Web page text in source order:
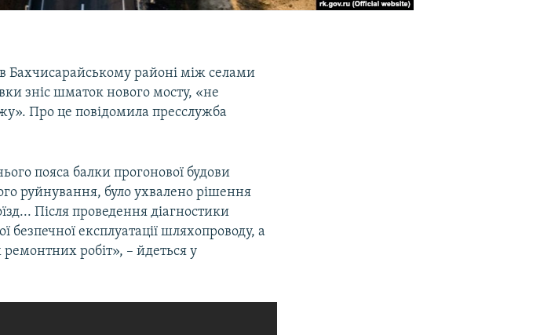
Бахчисарайському районі між селами
зніс шматок нового мосту, «не
Про це повідомила пресслужба
пояса балки прогонової будови
руйнування, було ухвалено рішення
Після проведення діагностики
безпечної експлуатації шляхопроводу, а
робіт», – йдеться у